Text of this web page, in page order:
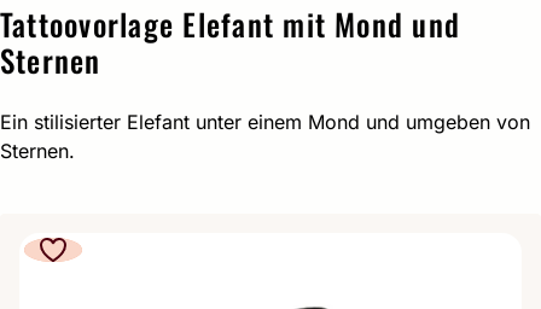
Tattoovorlage Elefant mit Mond und
Sternen
Ein stilisierter Elefant unter einem Mond und umgeben von
Sternen.